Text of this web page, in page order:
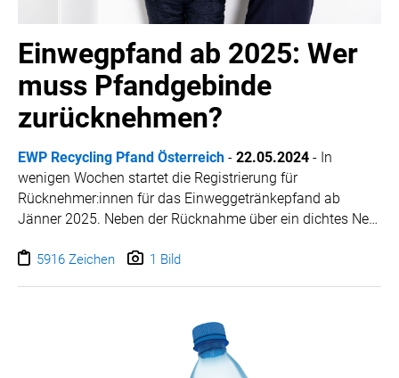
Einwegpfand ab 2025: Wer
muss Pfandgebinde
zurücknehmen?
EWP Recycling Pfand Österreich - 22.05.2024 - In
wenigen Wochen startet die Registrierung für
Rücknehmer:innen für das Einweggetränkepfand ab
Jänner 2025. Neben der Rücknahme über ein dichtes Netz
auch kleine Verkaufsstellen, die Getränke in Dosen oder
Sonderregelungen insbesondere für klassische
Gastronomie, Getränkeautomaten, Online-Handel und
5916 Zeichen 1 Bild